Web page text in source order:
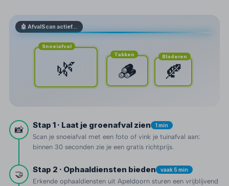
🤖 AfvalScan actief…
Snoeiafval
🌿
Takken
🪵
Bladeren
🍂
📸 Stap 1 · Laat je groenafval zien 1 min
Scan je snoeiafval met een foto of vink je tuinafval aan:
binnen 30 seconden zie je een gratis richtprijs.
🤝 Stap 2 · Ophaaldiensten bieden vaak 5 min
Erkende ophaaldiensten uit Apeldoorn sturen een vrijblijvend